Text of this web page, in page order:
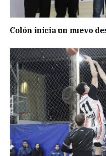
Colón inicia un nuevo